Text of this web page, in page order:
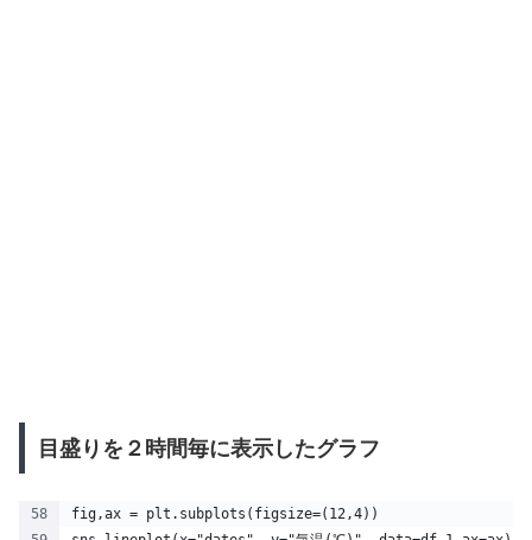
目盛りを２時間毎に表示したグラフ
fig,ax = plt.subplots(figsize=(12,4))